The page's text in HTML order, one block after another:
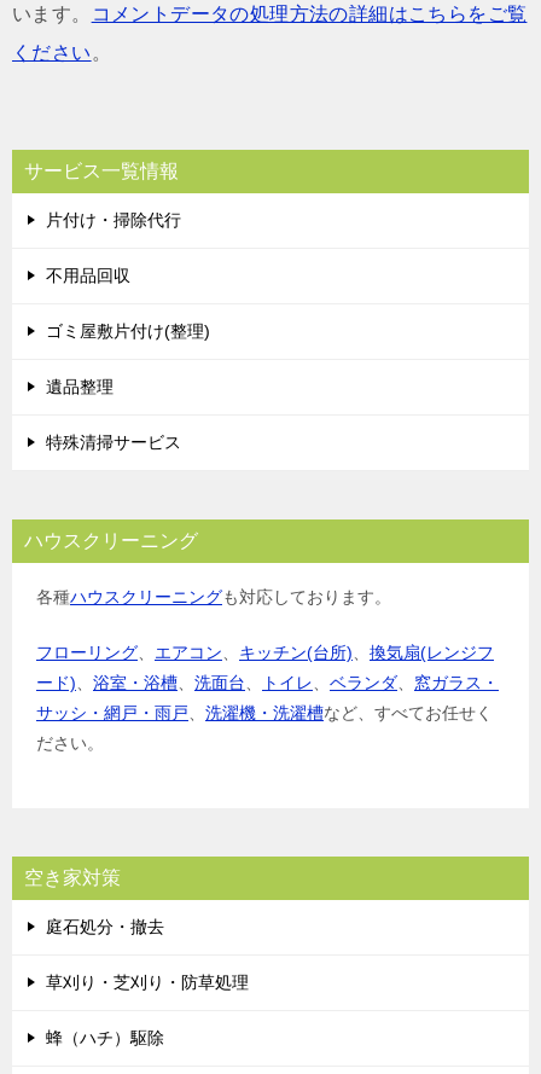
います。
コメントデータの処理方法の詳細はこちらをご覧
ください 。
サービス一覧情報
片付け・掃除代行
不用品回収
ゴミ屋敷片付け(整理)
遺品整理
特殊清掃サービス
ハウスクリーニング
各種ハウスクリーニングも対応しております。
フローリング エアコン キッチン(台所)
換気扇(レンジフ
ード)
浴室・浴槽 洗面台 トイレ ベランダ
窓ガラス・
サッシ・網戸・雨戸
洗濯機・洗濯槽など、すべてお任せく
ださい。
空き家対策
庭石処分・撤去
草刈り・芝刈り・防草処理
蜂（ハチ）駆除